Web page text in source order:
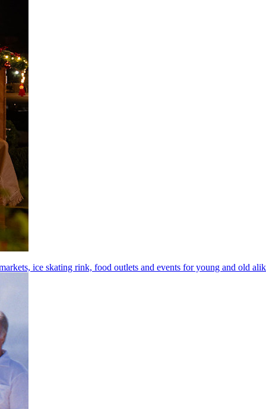
ice skating rink, food outlets and events for young and old